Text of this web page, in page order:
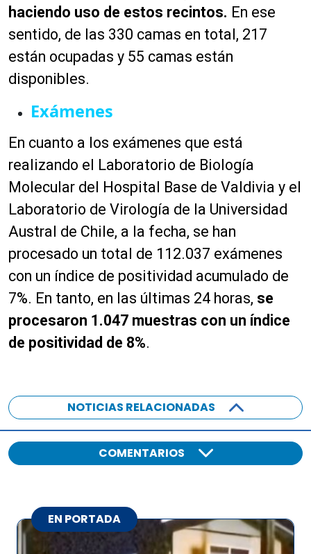
haciendo uso de estos recintos. En ese
sentido, de las 330 camas en total, 217
están ocupadas y 55 camas están
disponibles.
Exámenes
En cuanto a los exámenes que está
realizando el Laboratorio de Biología
Molecular del Hospital Base de Valdivia y el
Laboratorio de Virología de la Universidad
Austral de Chile, a la fecha, se han
procesado un total de 112.037 exámenes
con un índice de positividad acumulado de
7%. En tanto, en las últimas 24 horas, se
procesaron 1.047 muestras con un índice
de positividad de 8%.
NOTICIAS RELACIONADAS
COMENTARIOS
EN PORTADA